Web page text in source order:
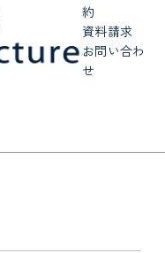
約
資料請求
お問い合わ
せ